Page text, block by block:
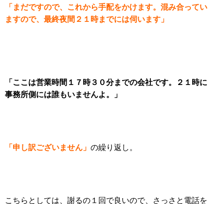
「まだですので、これから手配をかけます。混み合ってい
ますので、最終夜間２１時までには伺います」
「ここは営業時間１７時３０分までの会社です。２１時に
事務所側には誰もいませんよ。」
「申し訳ございません」 の繰り返し。
こちらとしては、謝るの１回で良いので、さっさと電話を